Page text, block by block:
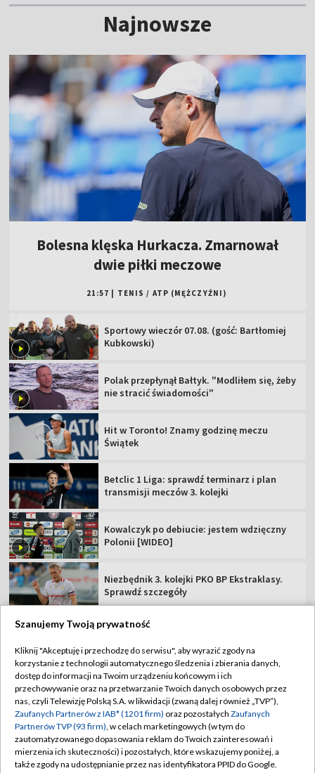
Najnowsze
Bolesna klęska Hurkacza. Zmarnował
dwie piłki meczowe
21:57 TENIS / ATP (MĘŻCZYŹNI)
Sportowy wieczór 07.08. (gość: Bartłomiej
Kubkowski)
Polak przepłynął Bałtyk. "Modliłem się, żeby
nie stracić świadomości"
Hit w Toronto! Znamy godzinę meczu
Świątek
Betclic 1 Liga: sprawdź terminarz i plan
transmisji meczów 3. kolejki
Kowalczyk po debiucie: jestem wdzięczny
Polonii [WIDEO]
Niezbędnik 3. kolejki PKO BP Ekstraklasy.
Sprawdź szczegóły
TVP
Abonament TVP
Sklep TVP
Biuro Reklamy
Oferta Handlowa
Regulamin TVP
Polityka prywatności
Moje zgody
Biuro reklamy
Szanujemy Twoją prywatność
Kliknij "Akceptuję i przechodzę do serwisu", aby wyrazić zgody na
korzystanie z technologii automatycznego śledzenia i zbierania danych,
dostęp do informacji na Twoim urządzeniu końcowym i ich
przechowywanie oraz na przetwarzanie Twoich danych osobowych przez
nas, czyli Telewizję Polską S.A. w likwidacji (zwaną dalej również „TVP”),
Zaufanych Partnerów z IAB* (1201 firm) oraz pozostałych Zaufanych
Partnerów TVP (93 firm), w celach marketingowych (w tym do
zautomatyzowanego dopasowania reklam do Twoich zainteresowań i
mierzenia ich skuteczności) i pozostałych, które wskazujemy poniżej, a
także zgody na udostępnianie przez nas identyfikatora PPID do Google.